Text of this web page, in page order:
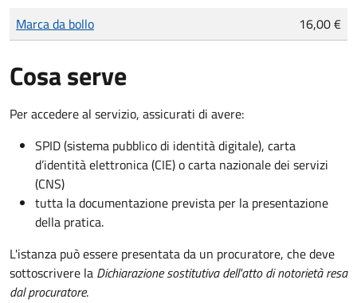
Tipo di pagamento
Importo
Marca da bollo 16,00 €
Cosa serve
Per accedere al servizio, assicurati di avere:
SPID (sistema pubblico di identità digitale), carta
d’identità elettronica (CIE) o carta nazionale dei servizi
(CNS)
tutta la documentazione prevista per la presentazione
della pratica.
L'istanza può essere presentata da un procuratore, che deve
sottoscrivere la Dichiarazione sostitutiva dell'atto di notorietà resa
dal procuratore.